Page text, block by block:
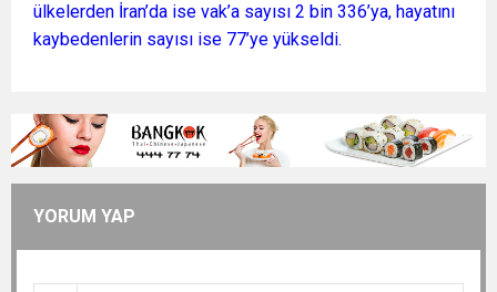
ülkelerden İran’da ise vak’a sayısı 2 bin 336’ya, hayatını
kaybedenlerin sayısı ise 77’ye yükseldi.
YORUM YAP